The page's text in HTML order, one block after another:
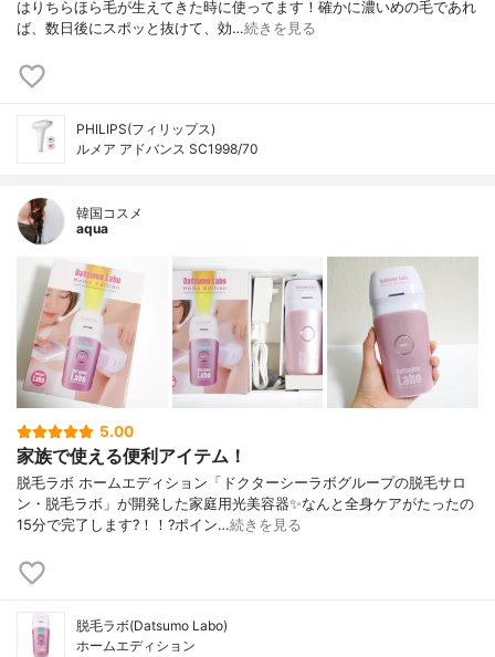
はりちらほら毛が生えてきた時に使ってます！確かに濃いめの毛であれ
ば、数日後にスポッと抜けて、効…続きを見る
PHILIPS(フィリップス)
ルメア アドバンス SC1998/70
韓国コスメ
aqua
5.00
家族で使える便利アイテム！
脱毛ラボ ホームエディション「ドクターシーラボグループの脱毛サロ
ン・脱毛ラボ」が開発した家庭用光美容器✨なんと全身ケアがたったの
15分で完了します?！！?ポイン…続きを見る
脱毛ラボ(Datsumo Labo)
ホームエディション